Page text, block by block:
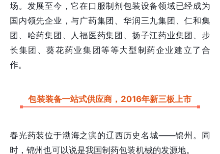
场。发展至今，它在口服制剂包装设备领域已经成为
国内领先企业，与广药集团、华润三九集团、仁和集
团、哈药集团、人福医药集团、扬子江药业集团、步
长集团、葵花药业集团等等大型制药企业建立了合
作。
包装装备一站式供应商，2016年新三板上市
春光药装位于渤海之滨的辽西历史名城——锦州。同
时，锦州也可以说是我国制药包装机械的发源地。